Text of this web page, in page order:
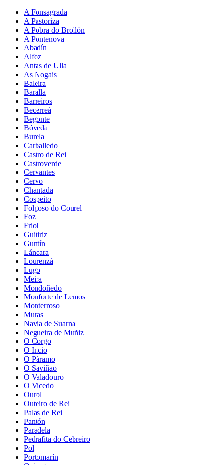
A Fonsagrada
A Pastoriza
A Pobra do Brollón
A Pontenova
Abadín
Alfoz
Antas de Ulla
As Nogais
Baleira
Baralla
Barreiros
Becerreá
Begonte
Bóveda
Burela
Carballedo
Castro de Rei
Castroverde
Cervantes
Cervo
Chantada
Cospeito
Folgoso do Courel
Foz
Friol
Guitiriz
Guntín
Láncara
Lourenzá
Lugo
Meira
Mondoñedo
Monforte de Lemos
Monterroso
Muras
Navia de Suarna
Negueira de Muñiz
O Corgo
O Incio
O Páramo
O Saviñao
O Valadouro
O Vicedo
Ourol
Outeiro de Rei
Palas de Rei
Pantón
Paradela
Pedrafita do Cebreiro
Pol
Portomarín